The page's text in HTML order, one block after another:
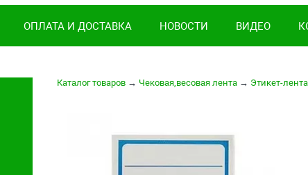
ОПЛАТА И ДОСТАВКА НОВОСТИ ВИДЕО
Каталог товаров→ Чековая,весовая лента→ Этикет-